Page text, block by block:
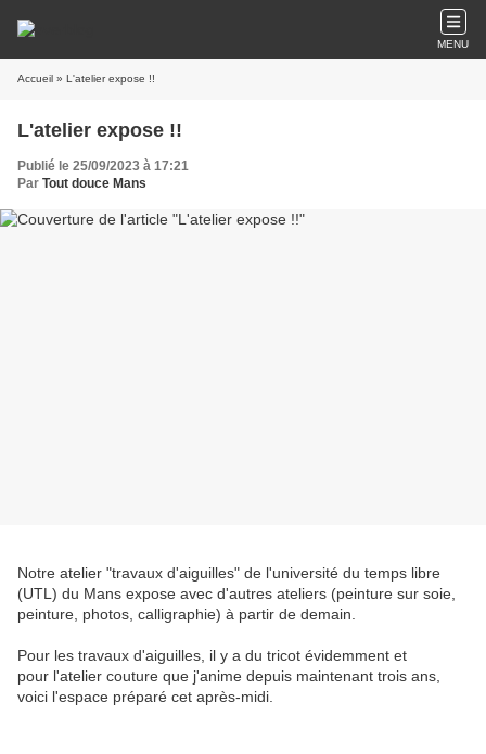
MENU
Accueil » L'atelier expose !!
L'atelier expose !!
Publié le 25/09/2023 à 17:21
Par Tout douce Mans
Notre atelier "travaux d'aiguilles" de l'université du temps libre
(UTL) du Mans expose avec d'autres ateliers (peinture sur soie,
peinture, photos, calligraphie) à partir de demain.
Pour les travaux d'aiguilles, il y a du tricot évidemment et
pour l'atelier couture que j'anime depuis maintenant trois ans,
voici l'espace préparé cet après-midi.